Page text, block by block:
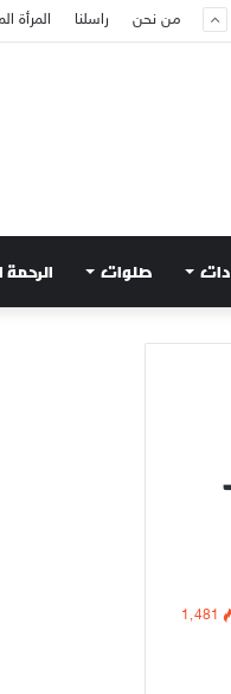
من نحن راسلنا المرأة
صلوات الرحمة
1٬481